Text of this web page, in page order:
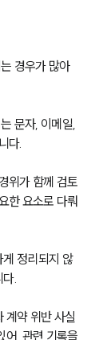
경우가 많아
문자, 이메일,
다.
위가 함께 검토
한 요소로 다뤄
정리되지 않
.
계약 위반 사실
어, 관련 기록을